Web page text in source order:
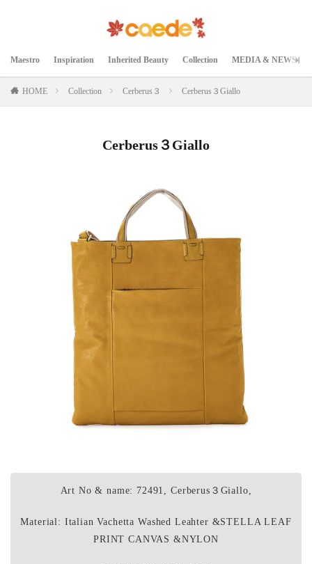
Maestro Inspiration Inherited Beauty Collection MEDIA & NEWS
HOME Collection Cerberus３ Cerberus３Giallo
Cerberus３Giallo
Art No & name: 72491, Cerberus３Giallo,
Material: Italian Vachetta Washed Leahter &STELLA LEAF
PRINT CANVAS &NYLON